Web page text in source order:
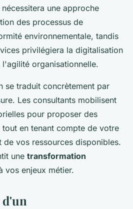
une approche
des processus de
environnementale, tandis
privilégiera la digitalisation
organisationnelle.
se traduit concrètement par
Les consultants mobilisent
pour proposer des
en tenant compte de votre
vos ressources disponibles.
une transformation
vos enjeux métier.
d'un